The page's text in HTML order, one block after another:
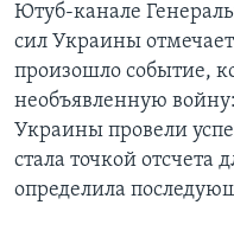
Ютуб-канале
сил Украины
произошло событие,
необъявленную
Украины провели
стала точкой
определила